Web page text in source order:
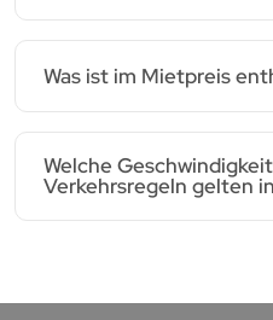
Was ist im Mietpreis
Welche
Verkehrsregeln gelten